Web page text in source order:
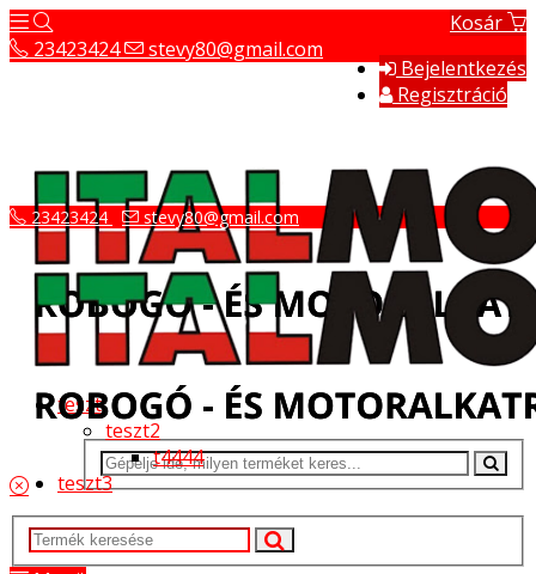
Kosár
Bejelentkezés
Regisztráció
23423424 stevy80@gmail.com
teszt
teszt2
t4444
teszt3
23423424 stevy80@gmail.com